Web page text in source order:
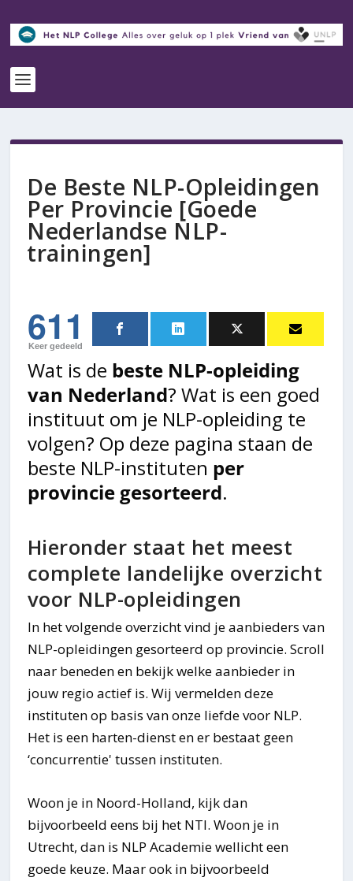
De Beste NLP-Opleidingen
Per Provincie [Goede
Nederlandse NLP-
trainingen]
611
Keer gedeeld
Wat is de beste NLP-opleiding
van Nederland? Wat is een goed
instituut om je NLP-opleiding te
volgen? Op deze pagina staan de
beste NLP-instituten per
provincie gesorteerd.
Hieronder staat het meest
complete landelijke overzicht
voor NLP-opleidingen
In het volgende overzicht vind je aanbieders van
NLP-opleidingen gesorteerd op provincie. Scroll
naar beneden en bekijk welke aanbieder in
jouw regio actief is. Wij vermelden deze
instituten op basis van onze liefde voor NLP.
Het is een harten-dienst en er bestaat geen
‘concurrentie' tussen instituten.
Woon je in Noord-Holland, kijk dan
bijvoorbeeld eens bij het NTI. Woon je in
Utrecht, dan is NLP Academie wellicht een
goede keuze. Maar ook in bijvoorbeeld